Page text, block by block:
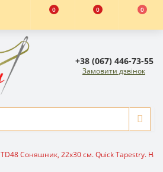
0 0 0
+38 (067) 446-73-55
Замовити дзвінок
TD48 Соняшник, 22х30 см. Quick Tapestry.